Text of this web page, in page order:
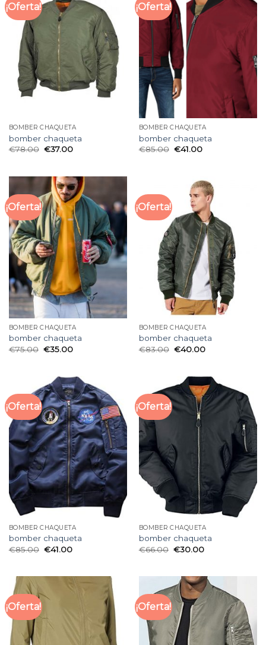
¡Oferta!
BOMBER CHAQUETA
bomber chaqueta
€78.00 €37.00
¡Oferta!
BOMBER CHAQUETA
bomber chaqueta
€85.00 €41.00
¡Oferta!
BOMBER CHAQUETA
bomber chaqueta
€75.00 €35.00
¡Oferta!
BOMBER CHAQUETA
bomber chaqueta
€83.00 €40.00
¡Oferta!
BOMBER CHAQUETA
bomber chaqueta
€85.00 €41.00
¡Oferta!
BOMBER CHAQUETA
bomber chaqueta
€66.00 €30.00
¡Oferta! ¡Oferta!